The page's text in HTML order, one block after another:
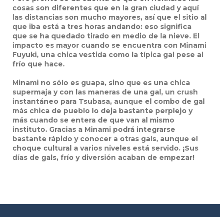
cosas son diferentes que en la gran ciudad y aquí
las distancias son mucho mayores, así que el sitio al
que iba está a tres horas andando: eso significa
que se ha quedado tirado en medio de la nieve. El
impacto es mayor cuando se encuentra con Minami
Fuyuki, una chica vestida como la típica gal pese al
frío que hace.
Minami no sólo es guapa, sino que es una chica
supermaja y con las maneras de una gal, un crush
instantáneo para Tsubasa, aunque el combo de gal
más chica de pueblo lo deja bastante perplejo y
más cuando se entera de que van al mismo
instituto. Gracias a Minami podrá integrarse
bastante rápido y conocer a otras gals, aunque el
choque cultural a varios niveles está servido. ¡Sus
días de gals, frío y diversión acaban de empezar!